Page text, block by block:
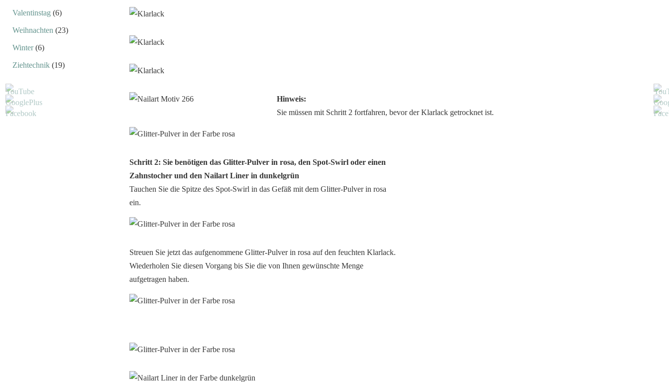
Hinweis:
Sie müssen mit Schritt 2 fortfahren, bevor der Klarlack getrocknet ist.
Schritt 2: Sie benötigen das Glitter-Pulver in rosa, den Spot-Swirl oder einen
Zahnstocher und den Nailart Liner in dunkelgrün
Tauchen Sie die Spitze des Spot-Swirl in das Gefäß mit dem Glitter-Pulver in rosa
ein.
Streuen Sie jetzt das aufgenommene Glitter-Pulver in rosa auf den feuchten Klarlack.
Wiederholen Sie diesen Vorgang bis Sie die von Ihnen gewünschte Menge
aufgetragen haben.
Valentinstag (6)
Weihnachten (23)
Winter(6)
Ziehtechnik (19)